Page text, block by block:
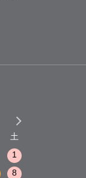
土
1
8